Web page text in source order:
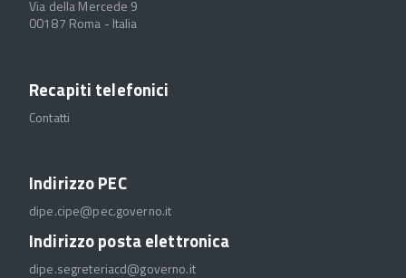
Via della Mercede 9
00187 Roma - Italia
Recapiti telefonici
Contatti
Indirizzo PEC
dipe.cipe@pec.governo.it
Indirizzo posta elettronica
dipe.segreteriacd@governo.it